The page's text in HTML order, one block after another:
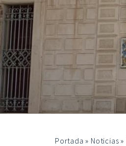
Portada » Noticias »